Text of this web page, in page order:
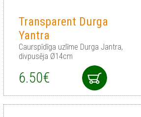
Transparent Durga
Yantra
Сaurspīdīga uzlīme Durga Jantra,
divpusēja Ø14cm
6.50€